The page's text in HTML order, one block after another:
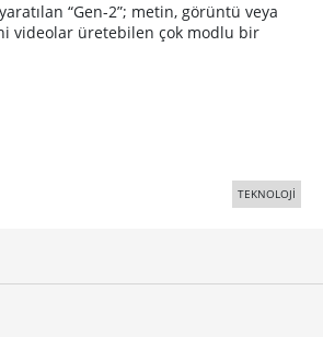
“Gen-2”; metin, görüntü veya
videolar üretebilen çok modlu bir
TEKNOLOJİ